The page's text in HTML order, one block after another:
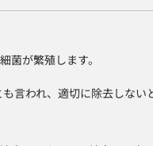
菌が繁殖します。
言われ、適切に除去しない